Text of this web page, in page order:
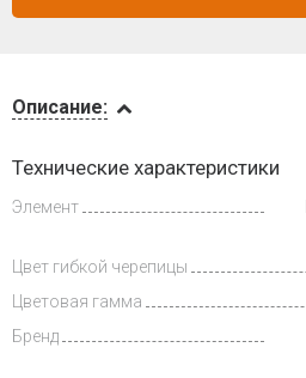
и оплата
Описание:
Технические характеристики
Элемент
Цвет гибкой черепицы
Цветовая гамма
Бренд